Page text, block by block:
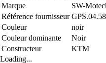
Marque
SW-
Référence fournisseur
Couleur
noir
Couleur dominante
Noir
Constructeur
KTM
Loading...